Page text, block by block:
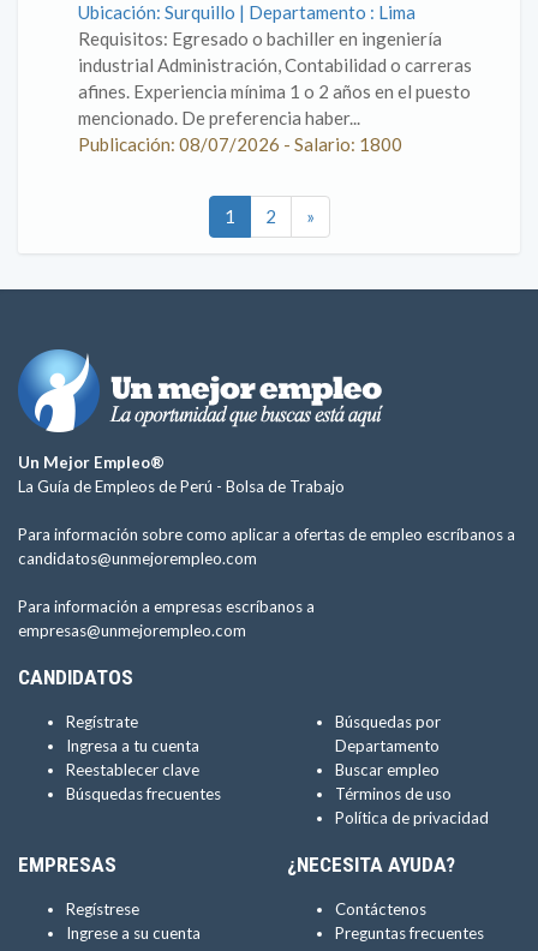
Ubicación: Surquillo | Departamento : Lima
Requisitos: Egresado o bachiller en ingeniería
industrial Administración, Contabilidad o carreras
afines. Experiencia mínima 1 o 2 años en el puesto
mencionado. De preferencia haber...
Publicación: 08/07/2026 - Salario: 1800
1 2 »
Un Mejor Empleo®
La Guía de Empleos de Perú - Bolsa de Trabajo
Para información sobre como aplicar a ofertas de empleo escríbanos a
candidatos@unmejorempleo.com
Para información a empresas escríbanos a
empresas@unmejorempleo.com
CANDIDATOS
Regístrate
Ingresa a tu cuenta
Reestablecer clave
Búsquedas frecuentes
Búsquedas por
Departamento
Buscar empleo
Términos de uso
Política de privacidad
EMPRESAS
Regístrese
Ingrese a su cuenta
¿NECESITA AYUDA?
Contáctenos
Preguntas frecuentes